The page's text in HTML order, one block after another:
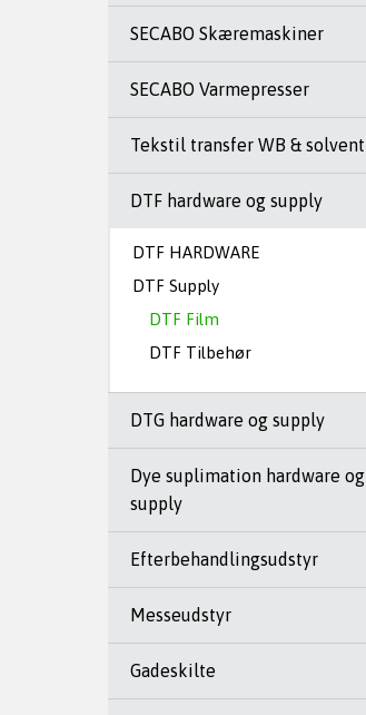
SECABO Skæremaskiner
SECABO Varmepresser
Tekstil transfer WB & solvent
DTF hardware og supply
DTF HARDWARE
DTF Supply
DTF Film
DTF Tilbehør
DTG hardware og supply
Dye suplimation hardware og
supply
Efterbehandlingsudstyr
Messeudstyr
Gadeskilte